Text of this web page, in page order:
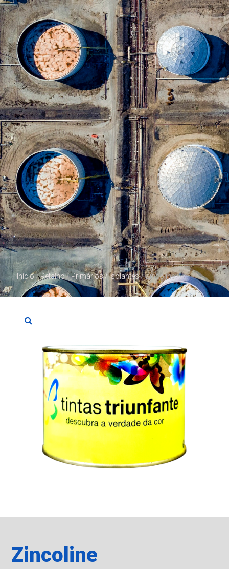
Início/Retalho/Primários / Isolantes/ Zincoline
Zincoline